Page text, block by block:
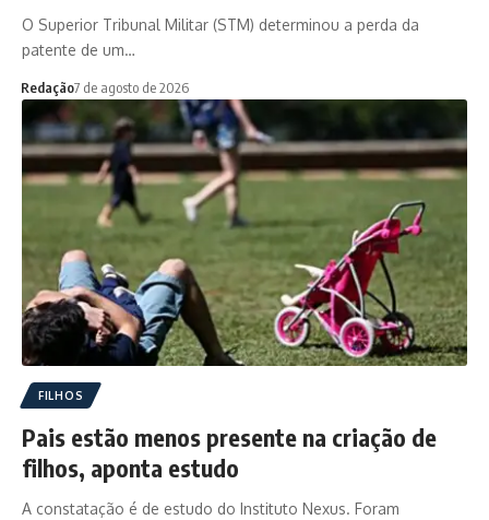
O Superior Tribunal Militar (STM) determinou a perda da
patente de um…
Redação7 de agosto de 2026
FILHOS
Pais estão menos presente na criação de
filhos, aponta estudo
A constatação é de estudo do Instituto Nexus. Foram